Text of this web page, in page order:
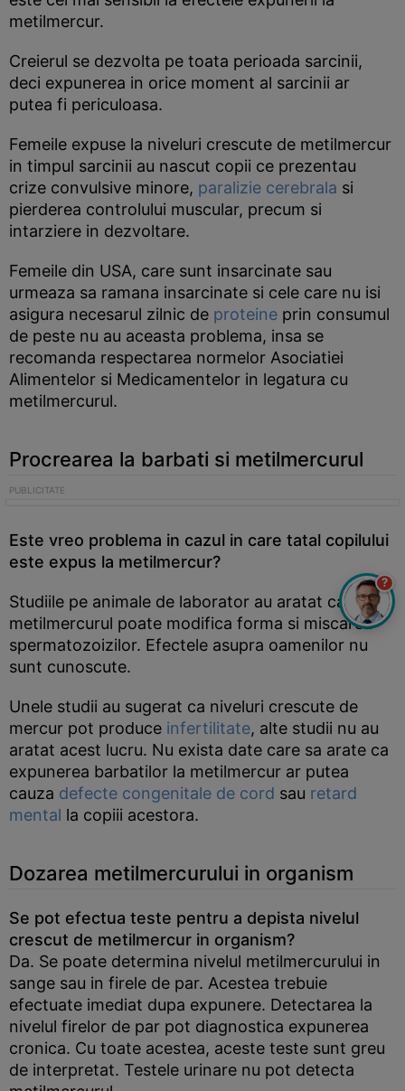
metilmercur.
Creierul se dezvolta pe toata perioada sarcinii,
deci expunerea in orice moment al sarcinii ar
putea fi periculoasa.
Femeile expuse la niveluri crescute de metilmercur
in timpul sarcinii au nascut copii ce prezentau
crize convulsive minore, paralizie cerebrala si
pierderea controlului muscular, precum si
intarziere in dezvoltare.
Femeile din USA, care sunt insarcinate sau
urmeaza sa ramana insarcinate si cele care nu isi
asigura necesarul zilnic de proteine prin consumul
de peste nu au aceasta problema, insa se
recomanda respectarea normelor Asociatiei
Alimentelor si Medicamentelor in legatura cu
metilmercurul.
Procrearea la barbati si metilmercurul
Este vreo problema in cazul in care tatal copilului
este expus la metilmercur?
Studiile pe animale de laborator au aratat ca
metilmercurul poate modifica forma si miscarea
spermatozoizilor. Efectele asupra oamenilor nu
sunt cunoscute.
Unele studii au sugerat ca niveluri crescute de
mercur pot produce infertilitate, alte studii nu au
aratat acest lucru. Nu exista date care sa arate ca
expunerea barbatilor la metilmercur ar putea
cauza defecte congenitale de cord sau retard
mental la copiii acestora.
Dozarea metilmercurului in organism
Se pot efectua teste pentru a depista nivelul
crescut de metilmercur in organism?
Da. Se poate determina nivelul metilmercurului in
sange sau in firele de par. Acestea trebuie
efectuate imediat dupa expunere. Detectarea la
nivelul firelor de par pot diagnostica expunerea
cronica. Cu toate acestea, aceste teste sunt greu
de interpretat. Testele urinare nu pot detecta
?